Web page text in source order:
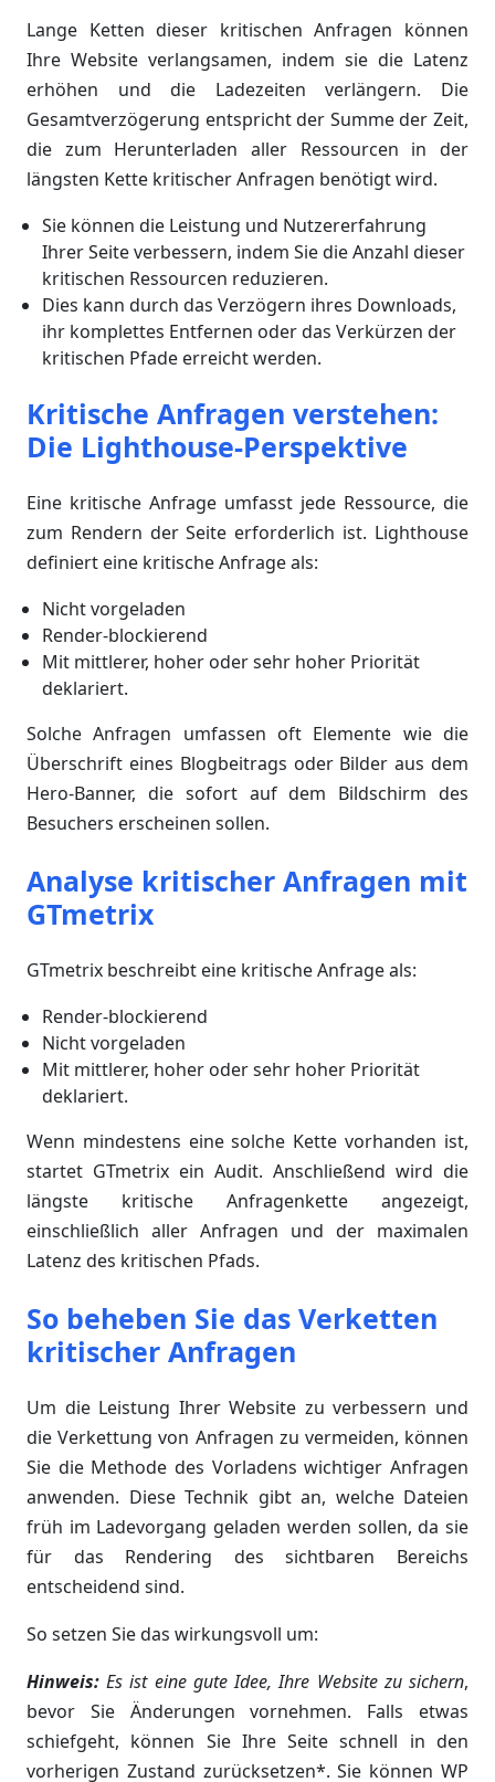
Lange Ketten dieser kritischen Anfragen können
Ihre Website verlangsamen, indem sie die Latenz
erhöhen und die Ladezeiten verlängern. Die
Gesamtverzögerung entspricht der Summe der Zeit,
die zum Herunterladen aller Ressourcen in der
längsten Kette kritischer Anfragen benötigt wird.
Sie können die Leistung und Nutzererfahrung
Ihrer Seite verbessern, indem Sie die Anzahl dieser
kritischen Ressourcen reduzieren.
Dies kann durch das Verzögern ihres Downloads,
ihr komplettes Entfernen oder das Verkürzen der
kritischen Pfade erreicht werden.
Kritische Anfragen verstehen:
Die Lighthouse-Perspektive
Eine kritische Anfrage umfasst jede Ressource, die
zum Rendern der Seite erforderlich ist. Lighthouse
definiert eine kritische Anfrage als:
Nicht vorgeladen
Render-blockierend
Mit mittlerer, hoher oder sehr hoher Priorität
deklariert.
Solche Anfragen umfassen oft Elemente wie die
Überschrift eines Blogbeitrags oder Bilder aus dem
Hero-Banner, die sofort auf dem Bildschirm des
Besuchers erscheinen sollen.
Analyse kritischer Anfragen mit
GTmetrix
GTmetrix beschreibt eine kritische Anfrage als:
Render-blockierend
Nicht vorgeladen
Mit mittlerer, hoher oder sehr hoher Priorität
deklariert.
Wenn mindestens eine solche Kette vorhanden ist,
startet GTmetrix ein Audit. Anschließend wird die
längste kritische Anfragenkette angezeigt,
einschließlich aller Anfragen und der maximalen
Latenz des kritischen Pfads.
So beheben Sie das Verketten
kritischer Anfragen
Um die Leistung Ihrer Website zu verbessern und
die Verkettung von Anfragen zu vermeiden, können
Sie die Methode des Vorladens wichtiger Anfragen
anwenden. Diese Technik gibt an, welche Dateien
früh im Ladevorgang geladen werden sollen, da sie
für das Rendering des sichtbaren Bereichs
entscheidend sind.
So setzen Sie das wirkungsvoll um:
Hinweis: Es ist eine gute Idee, Ihre Website zu sichern,
bevor Sie Änderungen vornehmen. Falls etwas
schiefgeht, können Sie Ihre Seite schnell in den
vorherigen Zustand zurücksetzen*. Sie können WP